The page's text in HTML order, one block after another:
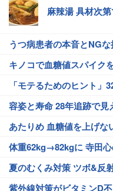
麻辣湯 具材次
うつ病患者の本音とNG
キノコで血糖値スパイク
「モテるためのヒント」
容姿と寿命 28年追跡で見
あたりめ 血糖値を上げな
体重62kg→82kgに 寺田
夏のむくみ対策 ツボ&反
紫外線対策がビタミンD